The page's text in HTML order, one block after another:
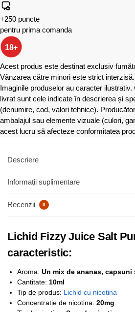
+250 puncte
pentru prima comanda
18+
Acest produs este destinat exclusiv
Vânzarea către minori este strict interzisă.
Imaginile produselor au caracter
livrat sunt cele indicate în descrierea și
(denumire, cod, valori tehnice).
ambalajul sau elemente vizuale (culori,
acest lucru să afecteze conformitatea
Descriere
Informații suplimentare
Recenzii 0
Lichid Fizzy Juice Salt
caracteristic:
Aroma: Un mix de ananas,
Cantitate: 10ml
Tip de produs: Lichid cu nicotina
Concentratie de nicotina: 20mg